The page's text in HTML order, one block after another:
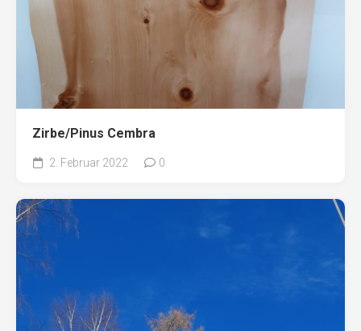
Zirbe/Pinus Cembra
2. Februar 2022 0